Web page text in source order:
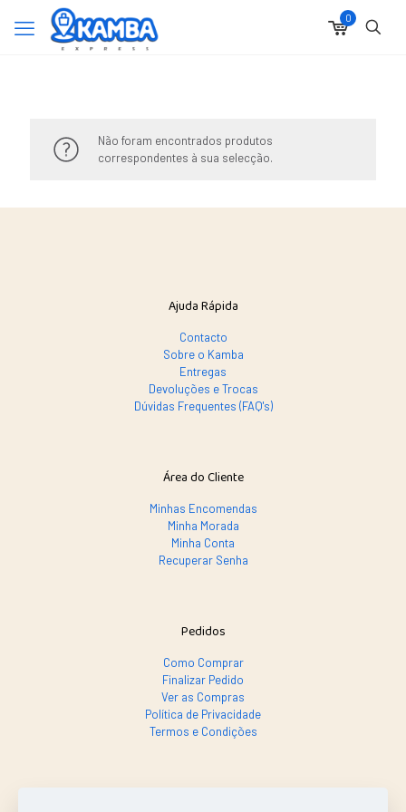
0
Não foram encontrados produtos
correspondentes à sua selecção.
Ajuda Rápida
Contacto
Sobre o Kamba
Entregas
Devoluções e Trocas
Dúvidas Frequentes (FAQ's)
Área do Cliente
Minhas Encomendas
Minha Morada
Minha Conta
Recuperar Senha
Pedidos
Como Comprar
Finalizar Pedido
Ver as Compras
Política de Privacidade
Termos e Condições